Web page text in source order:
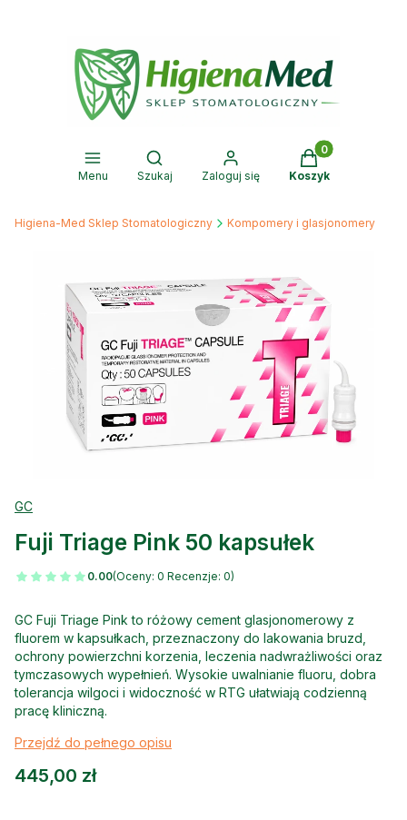
Menu
Otwórz wyszukiwarkę
Szukaj Zaloguj się
Produkty w
Koszyk
Higiena-Med Sklep Stomatologiczny Kompomery i glasjonomery
GC
Fuji Triage Pink 50 kapsułek
0.00(Oceny: 0 Recenzje: 0)
GC Fuji Triage Pink to różowy cement glasjonomerowy z
fluorem w kapsułkach, przeznaczony do lakowania bruzd,
ochrony powierzchni korzenia, leczenia nadwrażliwości oraz
tymczasowych wypełnień. Wysokie uwalnianie fluoru, dobra
tolerancja wilgoci i widoczność w RTG ułatwiają codzienną
pracę kliniczną.
Przejdź do pełnego opisu
Cena
445,00 zł